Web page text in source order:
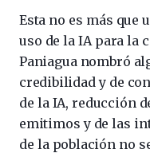
Esta no es más que
uso de la IA para la
Paniagua nombró
credibilidad y de
de la IA, reducción
emitimos y de las
de la población no